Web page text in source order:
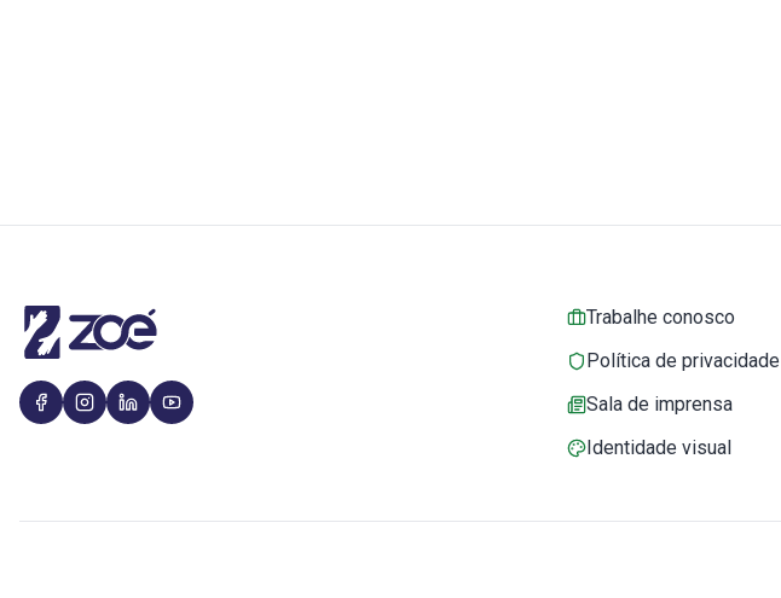
Trabalhe conosco
Política de privacidade
Sala de imprensa
Identidade visual